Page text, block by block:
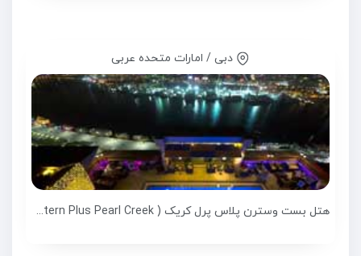
دبی / امارات متحده عربی
هتل بست وسترن پلاس پرل کریک ( Best Western Plus Pearl Creek )